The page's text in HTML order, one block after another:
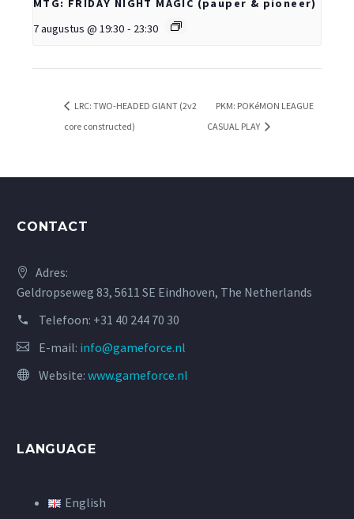
MTG: FRIDAY NIGHT MAGIC (pauper & pioneer)
7 augustus @ 19:30 - 23:30
LRC: TWO-HEADED GIANT (2v2
core constructed)
PKM: POKéMON LEAGUE
CASUAL PLAY
CONTACT
Adres:
Geldropseweg 83, 5611 SE Eindhoven, The Netherlands
Telefoon: +31 40 244 70 30
E-mail: info@gameforce.nl
Website: www.gameforce.nl
LANGUAGE
English